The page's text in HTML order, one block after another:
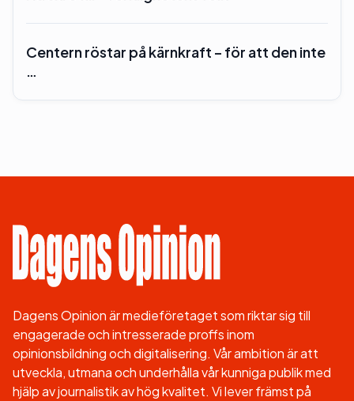
Centern röstar på kärnkraft – för att den inte
…
Dagens Opinion är medieföretaget som riktar sig till
engagerade och intresserade proffs inom
opinionsbildning och digitalisering. Vår ambition är att
utveckla, utmana och underhålla vår kunniga publik med
hjälp av journalistik av hög kvalitet. Vi lever främst på